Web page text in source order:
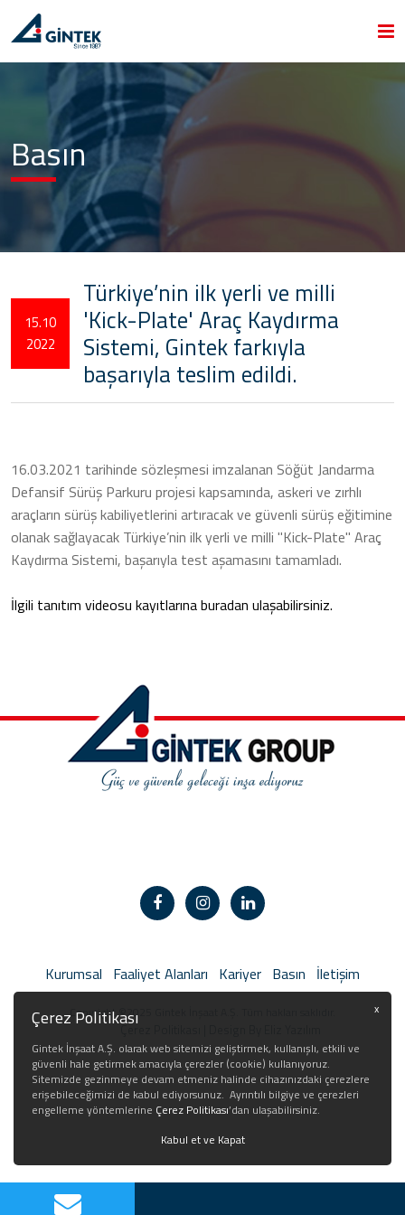
Basın
15.10
2022
Türkiye’nin ilk yerli ve milli
'Kick-Plate' Araç Kaydırma
Sistemi, Gintek farkıyla
başarıyla teslim edildi.
16.03.2021 tarihinde sözleşmesi imzalanan Söğüt Jandarma
Defansif Sürüş Parkuru projesi kapsamında, askeri ve zırhlı
araçların sürüş kabiliyetlerini artıracak ve güvenli sürüş eğitimine
olanak sağlayacak Türkiye’nin ilk yerli ve milli "Kick-Plate" Araç
Kaydırma Sistemi, başarıyla test aşamasını tamamladı.
İlgili tanıtım videosu kayıtlarına buradan ulaşabilirsiniz.
Kurumsal Faaliyet Alanları Kariyer Basın İletişim
Copyright ©2025 Gintek İnşaat A.Ş. Tüm hakları saklıdır.
Çerez Politikası
x
Çerez Politikası
Gintek İnşaat A.Ş. olarak web sitemizi geliştirmek, kullanışlı, etkili ve
güvenli hale getirmek amacıyla çerezler (cookie) kullanıyoruz.
Sitemizde gezinmeye devam etmeniz halinde cihazınızdaki çerezlere
erişebileceğimizi de kabul ediyorsunuz. Ayrıntılı bilgiye ve çerezleri
engelleme yöntemlerine Çerez Politikası’dan ulaşabilirsiniz.
Kabul et ve Kapat